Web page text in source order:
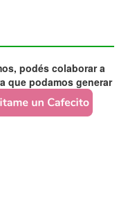
podés colaborar a
que podamos generar